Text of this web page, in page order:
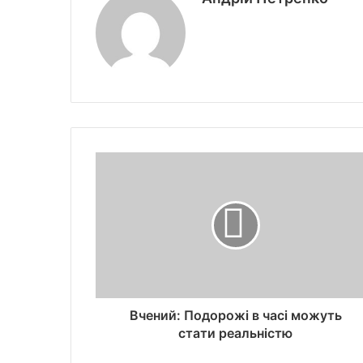
Вчений: Подорожі в часі можуть
стати реальністю